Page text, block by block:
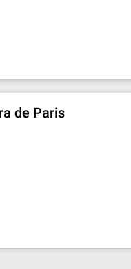
de Paris